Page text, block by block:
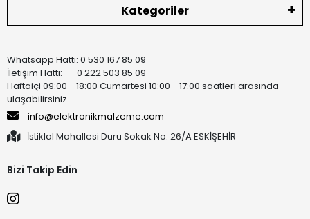
Kategoriler
Whatsapp Hattı: 0 530 167 85 09
İletişim Hattı: 0 222 503 85 09
Haftaiçi 09:00 - 18:00 Cumartesi 10:00 - 17:00 saatleri arasında
ulaşabilirsiniz.
info@elektronikmalzeme.com
İstiklal Mahallesi Duru Sokak No: 26/A ESKİŞEHİR
Bizi Takip Edin